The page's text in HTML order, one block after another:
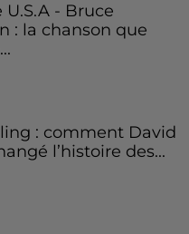
- Bruce
: la chanson que
: comment David
l’histoire des...